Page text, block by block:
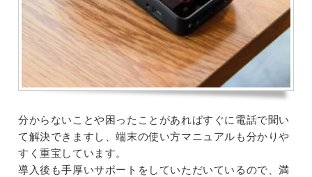
分からないことや困ったことがあればすぐに電話で聞い
て解決できますし、端末の使い方マニュアルも分かりや
すく重宝しています。
導入後も手厚いサポートをしていただいているので、満